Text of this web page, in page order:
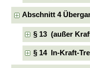
Abschnitt 4
§ 13 (außer
§ 14 In-Kraft-